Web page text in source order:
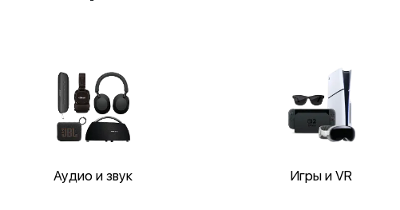
Аудио и звук Игры и VR